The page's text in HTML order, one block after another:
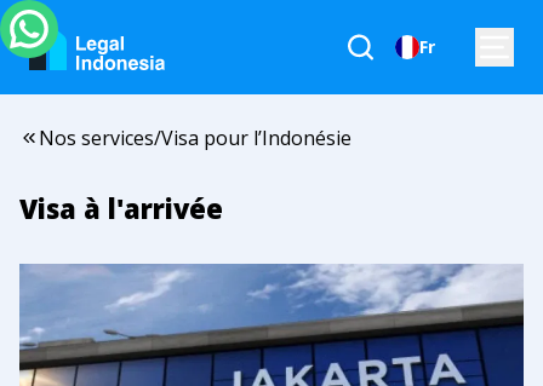
Fr
Nos services/Visa pour l’Indonésie
Visa à l'arrivée